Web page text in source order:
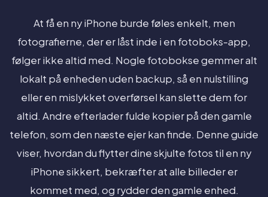
At få en ny iPhone burde føles enkelt, men
fotografierne, der er låst inde i en fotoboks-app,
følger ikke altid med. Nogle fotobokse gemmer alt
lokalt på enheden uden backup, så en nulstilling
eller en mislykket overførsel kan slette dem for
altid. Andre efterlader fulde kopier på den gamle
telefon, som den næste ejer kan finde. Denne guide
viser, hvordan du flytter dine skjulte fotos til en ny
iPhone sikkert, bekræfter at alle billeder er
kommet med, og rydder den gamle enhed.